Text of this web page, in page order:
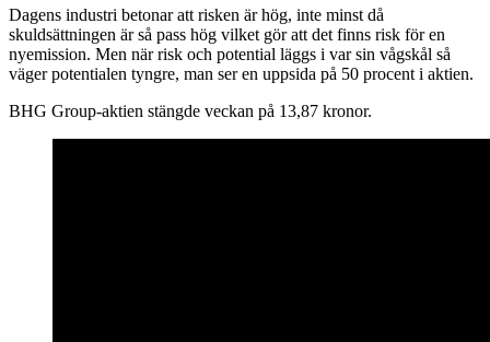
Dagens industri betonar att risken är hög, inte minst då
skuldsättningen är så pass hög vilket gör att det finns risk för en
nyemission. Men när risk och potential läggs i var sin vågskål så
väger potentialen tyngre, man ser en uppsida på 50 procent i aktien.
BHG Group-aktien stängde veckan på 13,87 kronor.